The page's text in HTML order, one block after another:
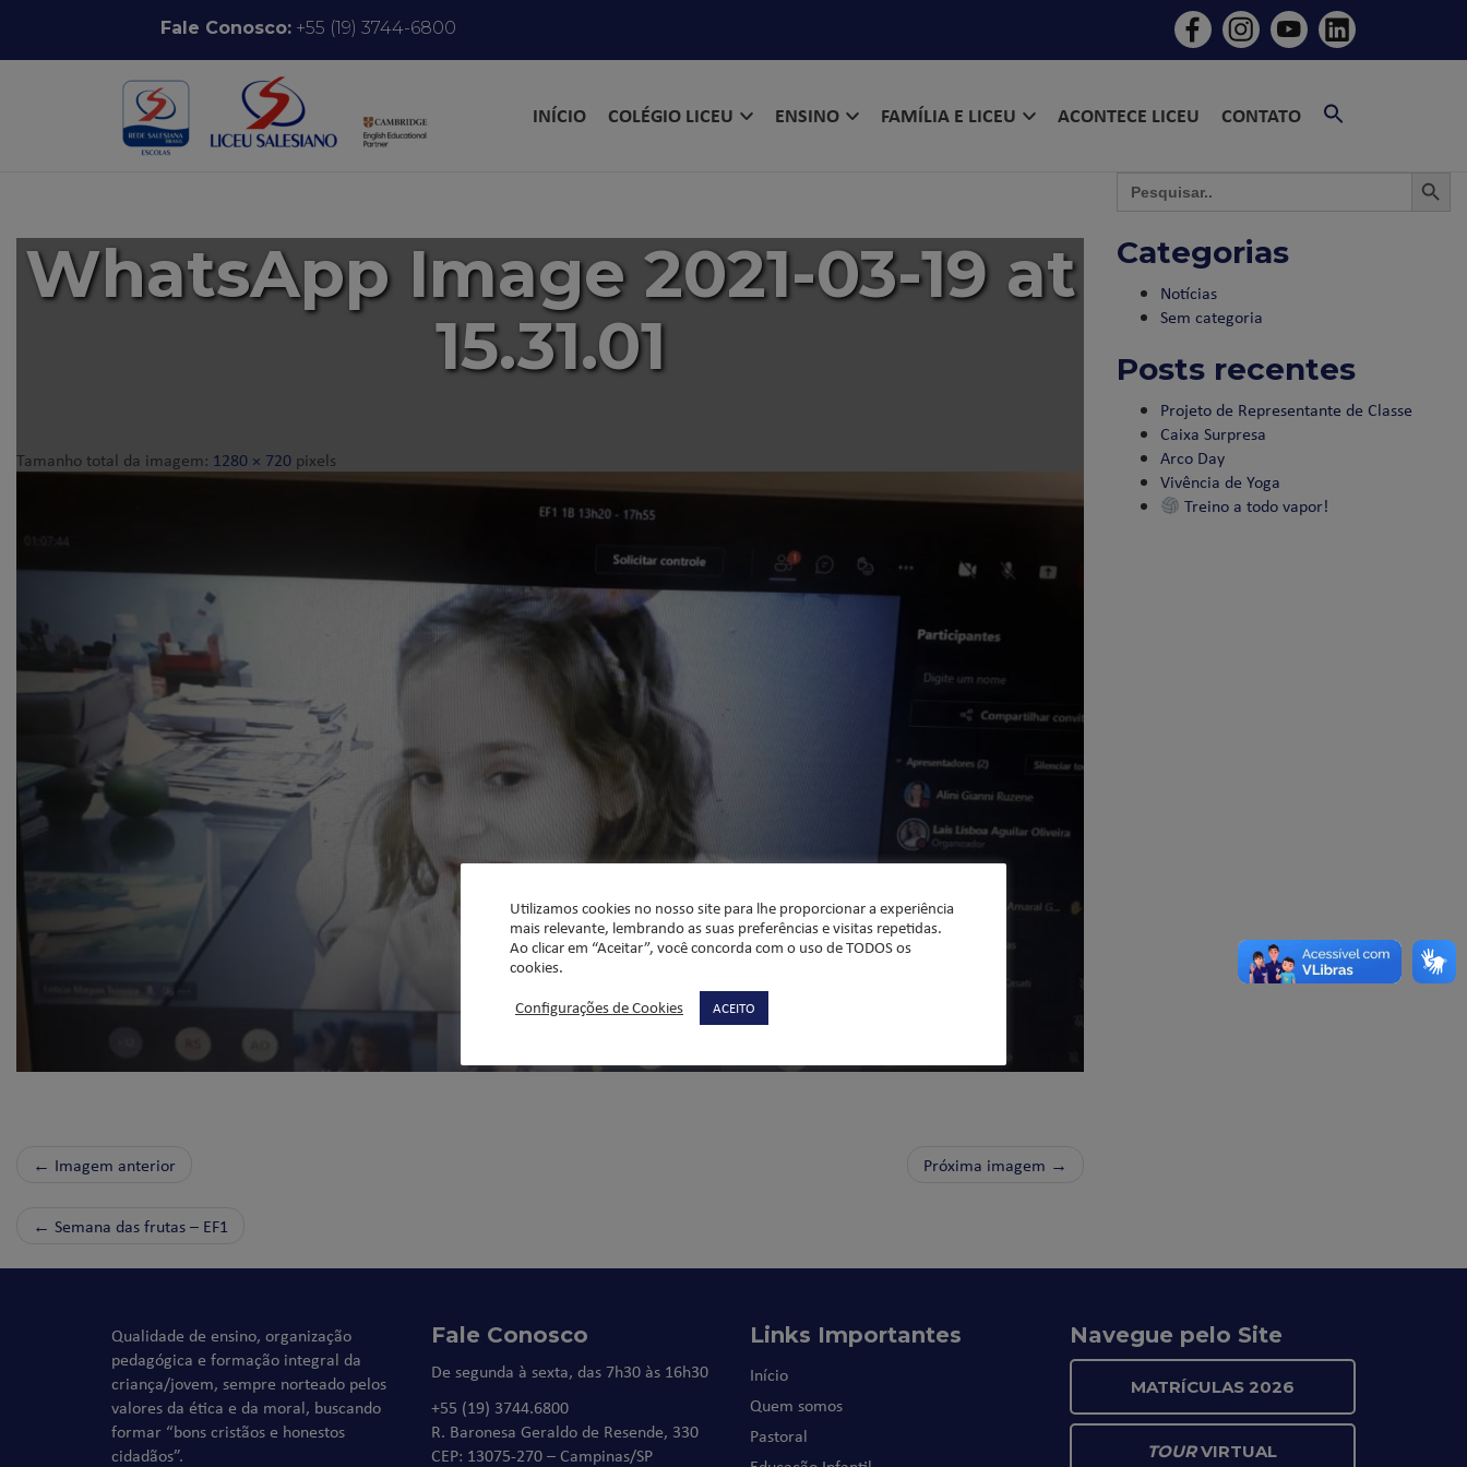
Pular para o conteúdoFale Conosco:+55 (19) 3744-6800
INÍCIO COLÉGIO LICEU ENSINO FAMÍLIA E LICEU ACONTECE LICEU CONTATO
WhatsApp Image 2021-03-19 at
15.31.01
Tamanho total da imagem: 1280 × 720 pixels
← Imagem anterior Próxima imagem →
← Semana das frutas – EF1
Search
for:
Categorias
Notícias
Sem categoria
Posts recentes
Projeto de Representante de Classe
Caixa Surpresa
Arco Day
Vivência de Yoga
Treino a todo vapor!
Qualidade de ensino, organização
pedagógica e formação integral da
criança/jovem, sempre norteado pelos
valores da ética e da moral, buscando
formar “bons cristãos e honestos
cidadãos”.
Fale Conosco
De segunda à sexta, das 7h30 às 16h30
+55 (19) 3744.6800
R. Baronesa Geraldo de Resende, 330
CEP: 13075-270 – Campinas/SP
Links Importantes
Início
Quem somos
Pastoral
Navegue pelo Site
MATRÍCULAS 2026
TOURVIRTUAL
Utilizamos cookies no nosso site para lhe proporcionar a experiência
mais relevante, lembrando as suas preferências e visitas repetidas.
Ao clicar em “Aceitar”, você concorda com o uso de TODOS os
cookies.
Configurações de Cookies
ACEITO